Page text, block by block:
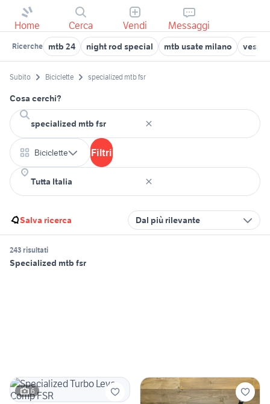
Home Cerca Vendi Messaggi
Ricerche mtb 24 night rod special mtb usate milano vespa
Subito Biciclette specialized mtb fsr
Cosa cerchi?
Biciclette Filtri
Salva ricerca Dal più rilevante
243 risultati
Specialized mtb fsr
6